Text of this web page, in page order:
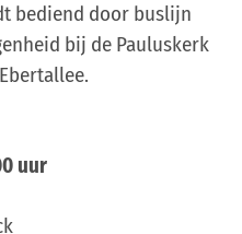
bediend door buslijn
bij de Pauluskerk
uur